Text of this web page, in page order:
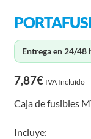
Entrega en 24/48
7,87€ IVA Incluído
Caja de fusibles
Incluye: